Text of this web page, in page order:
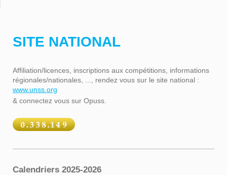
SITE NATIONAL
Affiliation/licences, inscriptions aux compétitions, informations
régionales/nationales, ..., rendez vous sur le site national :
www.unss.org
& connectez vous sur Opuss.
Calendriers 2025-2026